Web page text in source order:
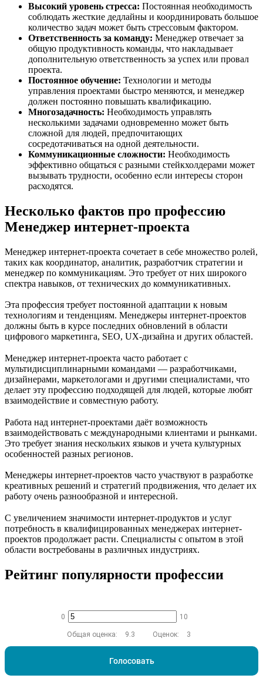
Высокий уровень стресса: Постоянная необходимость
соблюдать жесткие дедлайны и координировать большое
количество задач может быть стрессовым фактором.
Ответственность за команду: Менеджер отвечает за
общую продуктивность команды, что накладывает
дополнительную ответственность за успех или провал
проекта.
Постоянное обучение: Технологии и методы
управления проектами быстро меняются, и менеджер
должен постоянно повышать квалификацию.
Многозадачность: Необходимость управлять
несколькими задачами одновременно может быть
сложной для людей, предпочитающих
сосредотачиваться на одной деятельности.
Коммуникационные сложности: Необходимость
эффективно общаться с разными стейкхолдерами может
вызывать трудности, особенно если интересы сторон
расходятся.
Несколько фактов про профессию
Менеджер интернет-проекта
Менеджер интернет-проекта сочетает в себе множество ролей,
таких как координатор, аналитик, разработчик стратегии и
менеджер по коммуникациям. Это требует от них широкого
спектра навыков, от технических до коммуникативных.
Эта профессия требует постоянной адаптации к новым
технологиям и тенденциям. Менеджеры интернет-проектов
должны быть в курсе последних обновлений в области
цифрового маркетинга, SEO, UX-дизайна и других областей.
Менеджер интернет-проекта часто работает с
мультидисциплинарными командами — разработчиками,
дизайнерами, маркетологами и другими специалистами, что
делает эту профессию подходящей для людей, которые любят
взаимодействие и совместную работу.
Работа над интернет-проектами даёт возможность
взаимодействовать с международными клиентами и рынками.
Это требует знания нескольких языков и учета культурных
особенностей разных регионов.
Менеджеры интернет-проектов часто участвуют в разработке
креативных решений и стратегий продвижения, что делает их
работу очень разнообразной и интересной.
С увеличением значимости интернет-продуктов и услуг
потребность в квалифицированных менеджерах интернет-
проектов продолжает расти. Специалисты с опытом в этой
области востребованы в различных индустриях.
Рейтинг популярности профессии
0 10
Общая оценка: 9.3 Оценок: 3
Голосовать